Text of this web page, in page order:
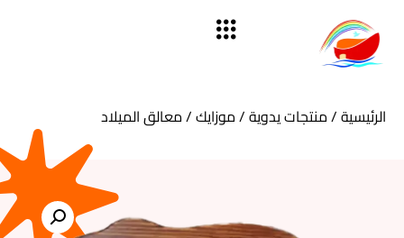
الرئيسية/منتجات يدوية/موزايك/ معالق الميلاد